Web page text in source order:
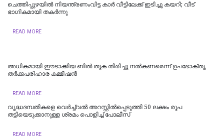
ചെത്തിപ്പുഴയിൽ നിയന്ത്രണംവിട്ട കാർ വീട്ടിലേക്ക് ഇടിച്ചു കയറി; വീട്
ഭാഗികമായി തകർന്നു
READ MORE
അധികമായി ഈടാക്കിയ ബിൽ തുക തിരിച്ചു നൽകണമെന്ന് ഉപഭോക്തൃ
തർക്കപരിഹാര കമ്മീഷൻ
READ MORE
വൃദ്ധദമ്പതികളെ വെർച്ച്വൽ അറസ്റ്റിൽപ്പെടുത്തി 50 ലക്ഷം രൂപ
തട്ടിയെടുക്കാനുള്ള ശ്രമം പൊളിച്ച് പോലീസ്
READ MORE